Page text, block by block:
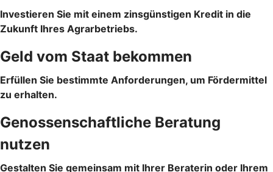
Investieren Sie mit einem zinsgünstigen Kredit in die
Zukunft Ihres Agrarbetriebs.
Geld vom Staat bekommen
Erfüllen Sie bestimmte Anforderungen, um Fördermittel
zu erhalten.
Genossenschaftliche Beratung
nutzen
Gestalten Sie gemeinsam mit Ihrer Beraterin oder Ihrem